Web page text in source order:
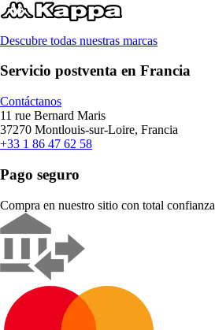
Descubre todas nuestras marcas
Servicio postventa en Francia
Contáctanos
11 rue Bernard Maris
37270 Montlouis-sur-Loire, Francia
+33 1 86 47 62 58
Pago seguro
Compra en nuestro sitio con total confianza